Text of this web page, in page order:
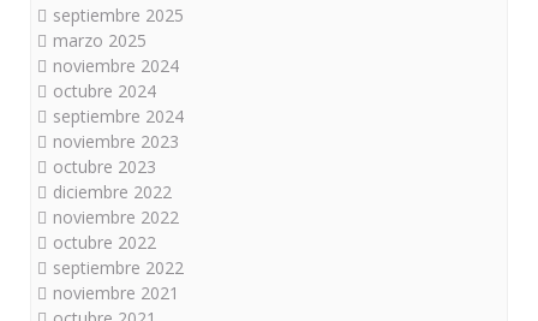
septiembre 2025
marzo 2025
noviembre 2024
octubre 2024
septiembre 2024
noviembre 2023
octubre 2023
diciembre 2022
noviembre 2022
octubre 2022
septiembre 2022
noviembre 2021